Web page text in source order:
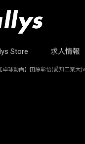
Store 求人情報
【卓球動画】田原彰悟(愛知工業